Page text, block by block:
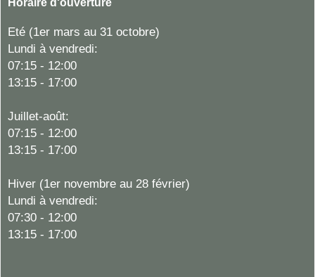
Horaire d'ouverture
Eté (1er mars au 31 octobre)
Lundi à vendredi:
07:15 - 12:00
13:15 - 17:00
Juillet-août:
07:15 - 12:00
13:15 - 17:00
Hiver (1er novembre au 28 février)
Lundi à vendredi:
07:30 - 12:00
13:15 - 17:00